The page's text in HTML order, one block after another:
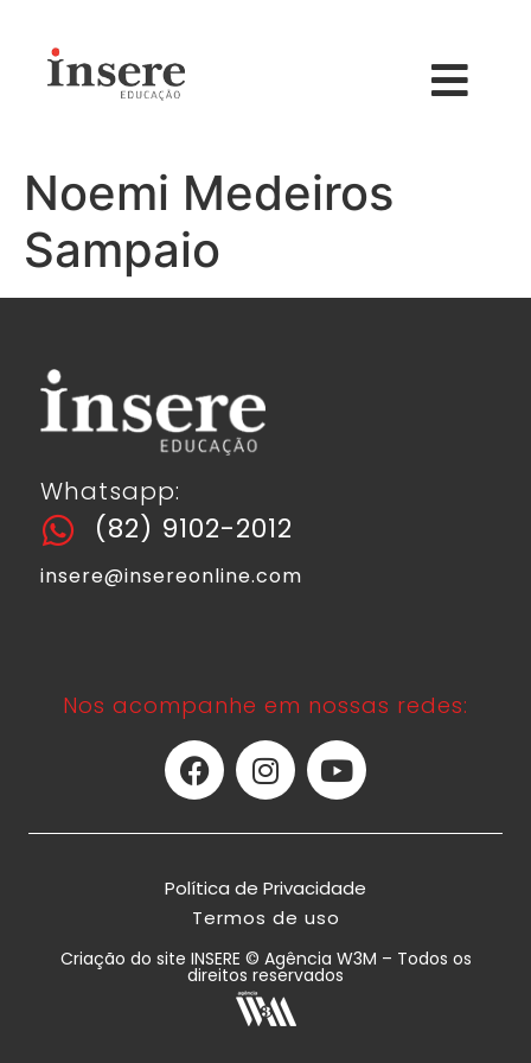
Noemi Medeiros
Sampaio
Whatsapp:
(82) 9102-2012
insere@insereonline.com
Nos acompanhe em nossas redes:
Política de Privacidade
Termos de uso
Criação do site INSERE © Agência W3M – Todos os
direitos reservados